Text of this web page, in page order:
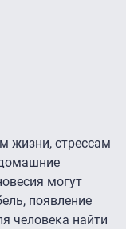
жизни, стрессам
могут
появление
человека найти